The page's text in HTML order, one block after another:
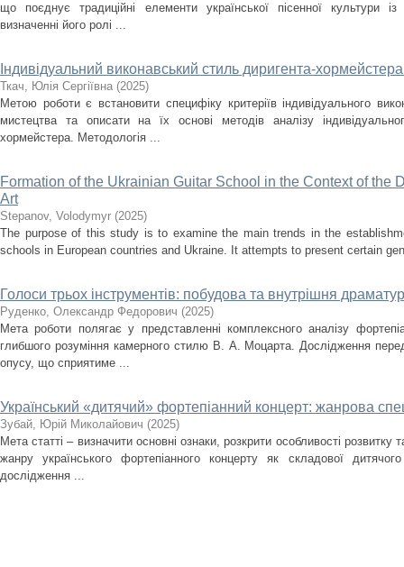
що поєднує традиційні елементи української пісенної культури
визначенні його ролі ...
Індивідуальний виконавський стиль диригента-
Ткач, Юлія Сергіївна (2025)
Метою роботи є встановити специфіку критеріїв індивідуального
мистецтва та описати на їх основі методів аналізу
хормейстера. Методологія ...
Formation of the Ukrainian Guitar School in the Context of the
Art
Stepanov, Volodymyr (2025)
The purpose of this study is to examine the main trends in the
schools in European countries and Ukraine. It attempts to present certain
Голоси трьох інструментів: побудова та внутрішня
Руденко, Олександр Федорович (2025)
Мета роботи полягає у представленні комплексного аналізу
глибшого розуміння камерного стилю В. А. Моцарта. Дослідження
опусу, що сприятиме ...
Український «дитячий» фортепіанний концерт: жанрова
Зубай, Юрій Миколайович (2025)
Мета статті – визначити основні ознаки, розкрити особливості
жанру українського фортепіанного концерту як складової
дослідження ...